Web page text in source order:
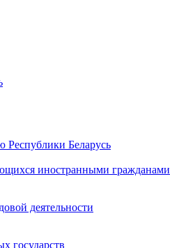
Республики Беларусь
иностранными гражданами
деятельности
государств